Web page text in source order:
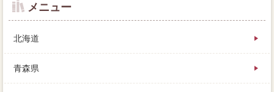
メニュー
北海道
青森県